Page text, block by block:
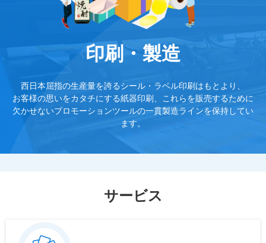
印刷・製造
西日本屈指の生産量を誇るシール・ラベル印刷はもとより、
お客様の思いをカタチにする紙器印刷、これらを販売するために
欠かせないプロモーションツールの一貫製造ラインを保持してい
ます。
サービス